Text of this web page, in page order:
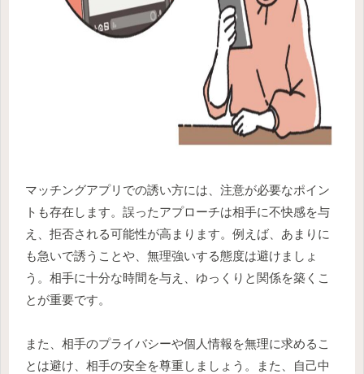
マッチングアプリでの誘い方には、注意が必要なポイン
トも存在します。誤ったアプローチは相手に不快感を与
え、拒否される可能性が高まります。例えば、あまりに
も急いで誘うことや、無理強いする態度は避けましょ
う。相手に十分な時間を与え、ゆっくりと関係を築くこ
とが重要です。
また、相手のプライバシーや個人情報を無理に求めるこ
とは避け、相手の安全を尊重しましょう。また、自己中